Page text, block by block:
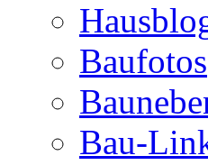
Baufotos
Bau-